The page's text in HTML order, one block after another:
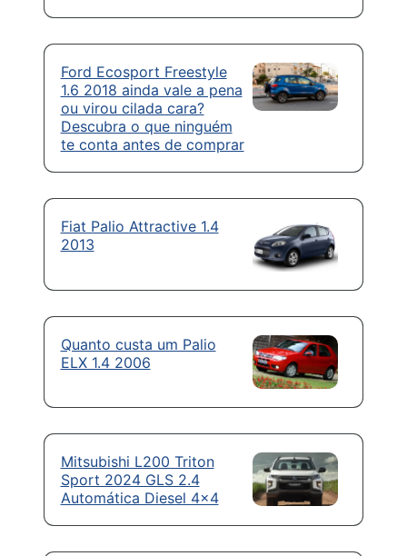
Ford Ecosport Freestyle
1.6 2018 ainda vale a pena
ou virou cilada cara?
Descubra o que ninguém
te conta antes de comprar
Fiat Palio Attractive 1.4
2013
Quanto custa um Palio
ELX 1.4 2006
Mitsubishi L200 Triton
Sport 2024 GLS 2.4
Automática Diesel 4×4